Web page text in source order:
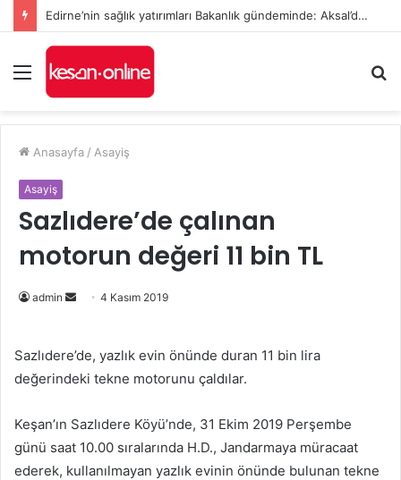
Edirne’nin sağlık yatırımları Bakanlık gündeminde: Aksal’dan Keşan için iki önemli talep
Menü
...
Anasayfa / Asayiş
Asayiş
Sazlıdere’de çalınan
motorun değeri 11 bin TL
admin
Bir
göndermek
4 Kasım 2019
Sazlıdere’de, yazlık evin önünde duran 11 bin lira
değerindeki tekne motorunu çaldılar.
Keşan’ın Sazlıdere Köyü’nde, 31 Ekim 2019 Perşembe
günü saat 10.00 sıralarında H.D., Jandarmaya müracaat
ederek, kullanılmayan yazlık evinin önünde bulunan tekne